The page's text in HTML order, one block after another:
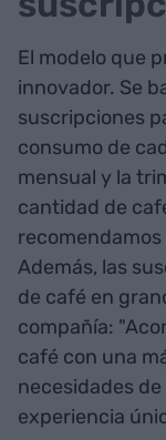
El modelo que
innovador. Se
suscripciones
consumo de
mensual y la
cantidad de
recomendamos
Además, las
de café en
compañía:
café con una
necesidades
experiencia